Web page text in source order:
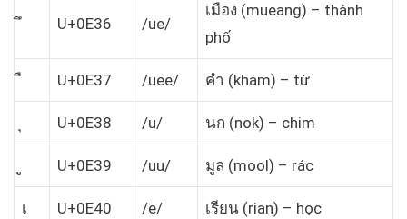
U+0E36 /ue/
เมือง (mueang) – thành
phố
U+0E37 /uee/ คำ (kham) – từ
U+0E38 /u/ นก (nok) – chim
U+0E39 /uu/ มูล (mool) – rác
เ U+0E40 /e/ เรียน (rian) – học